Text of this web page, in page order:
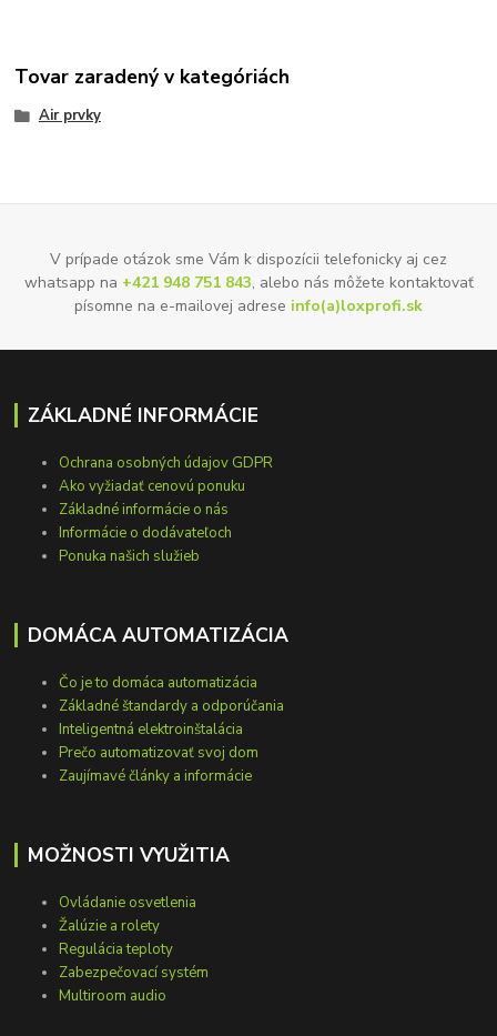
Tovar zaradený v kategóriách
Air prvky
V prípade otázok sme Vám k dispozícii telefonicky aj cez
whatsapp na +421 948 751 843, alebo nás môžete kontaktovať
písomne na e-mailovej adrese info(a)loxprofi.sk
ZÁKLADNÉ INFORMÁCIE
Ochrana osobných údajov GDPR
Ako vyžiadať cenovú ponuku
Základné informácie o nás
Informácie o dodávateľoch
Ponuka našich služieb
DOMÁCA AUTOMATIZÁCIA
Čo je to domáca automatizácia
Základné štandardy a odporúčania
Inteligentná elektroinštalácia
Prečo automatizovať svoj dom
Zaujímavé články a informácie
MOŽNOSTI VYUŽITIA
Ovládanie osvetlenia
Žalúzie a rolety
Regulácia teploty
Zabezpečovací systém
Multiroom audio